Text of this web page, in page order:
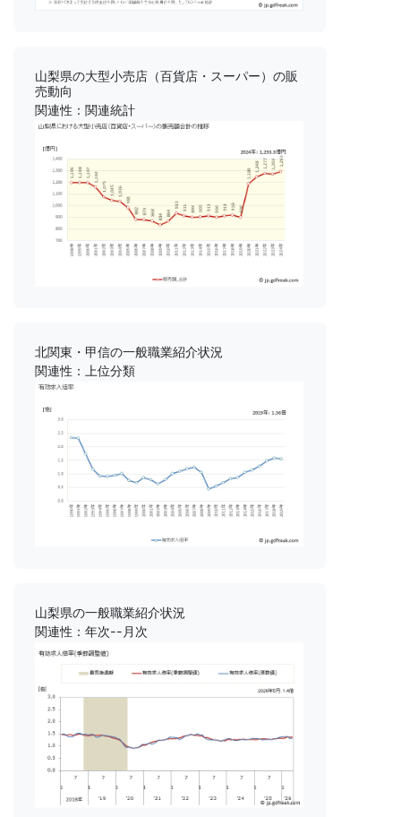
山梨県の大型小売店（百貨店・スーパー）の販
売動向
関連性：関連統計
北関東・甲信の一般職業紹介状況
関連性：上位分類
山梨県の一般職業紹介状況
関連性：年次--月次